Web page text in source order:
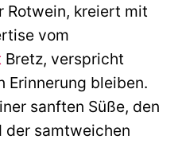
Rotwein, kreiert mit
vom
Bretz, verspricht
Erinnerung bleiben.
sanften Süße, den
der samtweichen